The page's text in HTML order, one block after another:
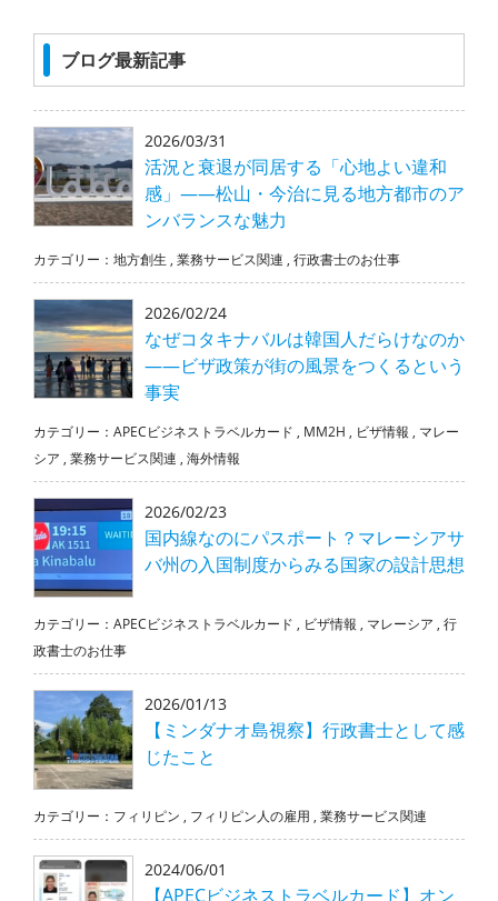
ブログ最新記事
2026/03/31
活況と衰退が同居する「心地よい違和
感」――松山・今治に見る地方都市のア
ンバランスな魅力
カテゴリー： 地方創生 , 業務サービス関連 , 行政書士のお仕事
2026/02/24
なぜコタキナバルは韓国人だらけなのか
――ビザ政策が街の風景をつくるという
事実
カテゴリー： APECビジネストラベルカード , MM2H , ビザ情報 , マレー
シア , 業務サービス関連 , 海外情報
2026/02/23
国内線なのにパスポート？マレーシアサ
バ州の入国制度からみる国家の設計思想
カテゴリー： APECビジネストラベルカード , ビザ情報 , マレーシア , 行
政書士のお仕事
2026/01/13
【ミンダナオ島視察】行政書士として感
じたこと
カテゴリー： フィリピン , フィリピン人の雇用 , 業務サービス関連
2024/06/01
【APECビジネストラベルカード】オン